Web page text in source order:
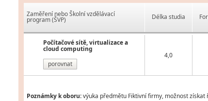
Zaměření nebo Školní vzdělávací
program (ŠVP)
Počítačové sítě, virtualizace a
cloud computing
porovnat
Délka studia
4,0
Poznámky k oboru:výuka předmětu Fiktivní firmy, možnost získat